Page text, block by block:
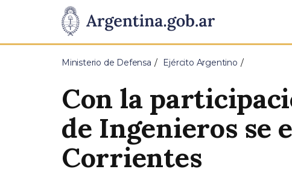
Presidencia
de
Pasar al contenido principal
Ministerio de Defensa Ejército Argentino
Con la
de Ingenieros se
Corrientes